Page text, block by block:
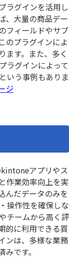
ラグインを活用し
、大量の商品デー
フィールドやサブ
のプラグインによ
ます。また、多く
ラグインによって
いう事例もありま
ジ
kintoneアプリやス
作業効率向上を実
んだデータのみを
操作性を確保しな
チームから高く評
的に利用できる買
ンは、多様な業務
です。